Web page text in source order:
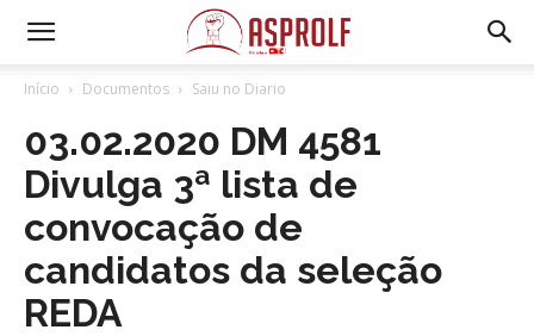
Início Documentos Saiu no Diario
03.02.2020 DM 4581
Divulga 3ª lista de
convocação de
candidatos da seleção
REDA